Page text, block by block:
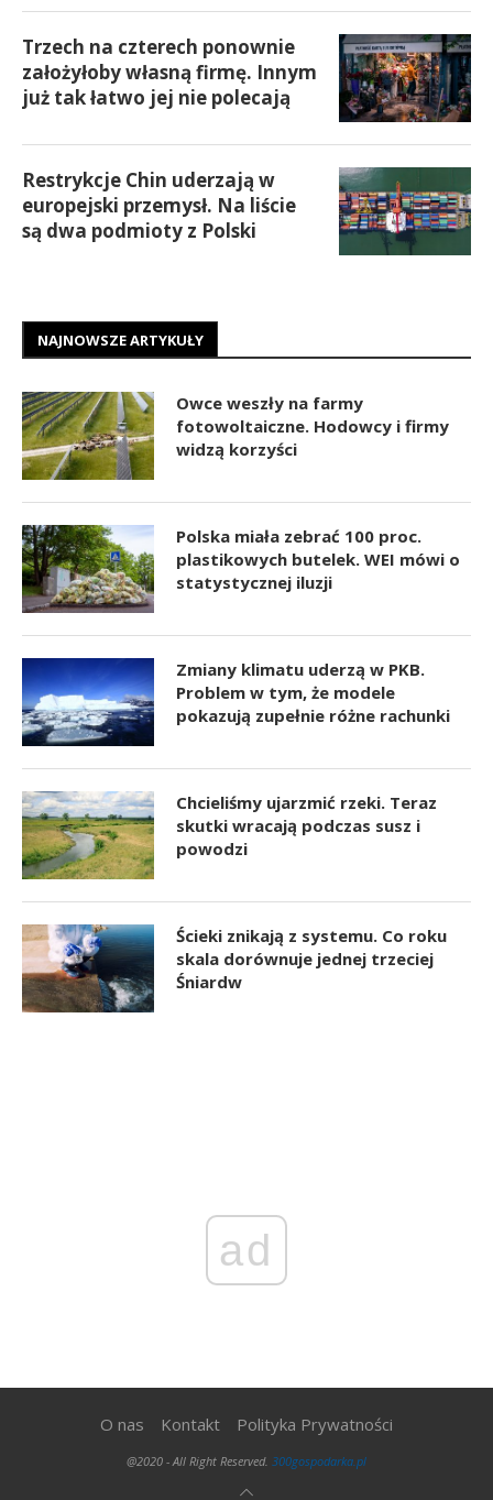
Trzech na czterech ponownie
założyłoby własną firmę. Innym
już tak łatwo jej nie polecają
Restrykcje Chin uderzają w
europejski przemysł. Na liście
są dwa podmioty z Polski
NAJNOWSZE ARTYKUŁY
Owce weszły na farmy
fotowoltaiczne. Hodowcy i firmy
widzą korzyści
Polska miała zebrać 100 proc.
plastikowych butelek. WEI mówi o
statystycznej iluzji
Zmiany klimatu uderzą w PKB.
Problem w tym, że modele
pokazują zupełnie różne rachunki
Chcieliśmy ujarzmić rzeki. Teraz
skutki wracają podczas susz i
powodzi
Ścieki znikają z systemu. Co roku
skala dorównuje jednej trzeciej
Śniardw
ad
O nas Kontakt Polityka Prywatności
@2020 - All Right Reserved. 300gospodarka.pl